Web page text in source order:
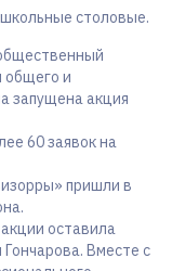
столовые.
общего и
запущена акция
60 заявок на
пришли в
оставила
Вместе с